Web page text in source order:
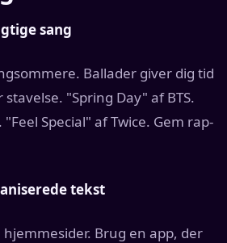
sang
Ballader giver dig tid
"Spring Day" af BTS.
Special" af Twice. Gem rap-
tekst
Brug en app, der